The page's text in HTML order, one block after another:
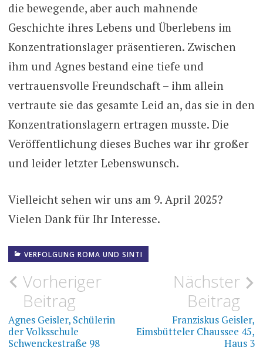
die bewegende, aber auch mahnende
Geschichte ihres Lebens und Überlebens im
Konzentrationslager präsentieren. Zwischen
ihm und Agnes bestand eine tiefe und
vertrauensvolle Freundschaft – ihm allein
vertraute sie das gesamte Leid an, das sie in den
Konzentrationslagern ertragen musste. Die
Veröffentlichung dieses Buches war ihr großer
und leider letzter Lebenswunsch.
Vielleicht sehen wir uns am 9. April 2025?
Vielen Dank für Ihr Interesse.
VERFOLGUNG ROMA UND SINTI
Beitragsnavigation
Vorheriger
Beitrag
Agnes Geisler, Schülerin
der Volksschule
Schwenckestraße 98
Nächster
Beitrag
Franziskus Geisler,
Eimsbütteler Chaussee 45,
Haus 3